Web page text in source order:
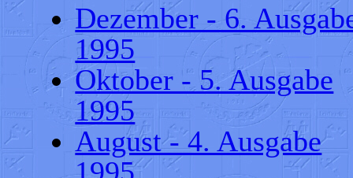
Dezember - 6.
1995
Oktober - 5. Ausgabe
1995
August - 4. Ausgabe